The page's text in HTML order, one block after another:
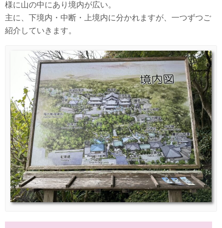
様に山の中にあり境内が広い。
主に、下境内・中断・上境内に分かれますが、一つずつご
紹介していきます。